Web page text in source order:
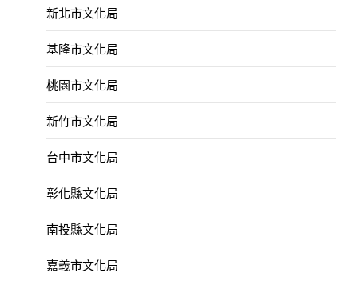
新北市文化局
基隆市文化局
桃園市文化局
新竹市文化局
台中市文化局
彰化縣文化局
南投縣文化局
嘉義市文化局